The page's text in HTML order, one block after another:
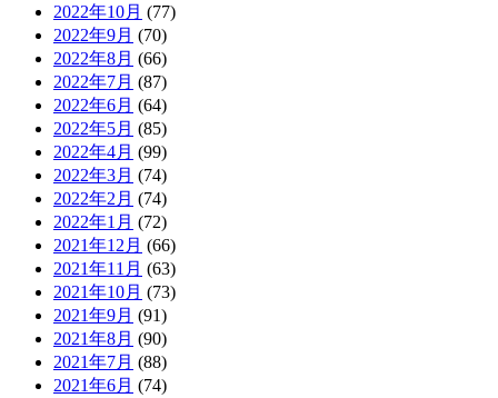
2022年10月 (77)
2022年9月 (70)
2022年8月 (66)
2022年7月 (87)
2022年6月 (64)
2022年5月 (85)
2022年4月 (99)
2022年3月 (74)
2022年2月 (74)
2022年1月 (72)
2021年12月 (66)
2021年11月 (63)
2021年10月 (73)
2021年9月 (91)
2021年8月 (90)
2021年7月 (88)
2021年6月 (74)